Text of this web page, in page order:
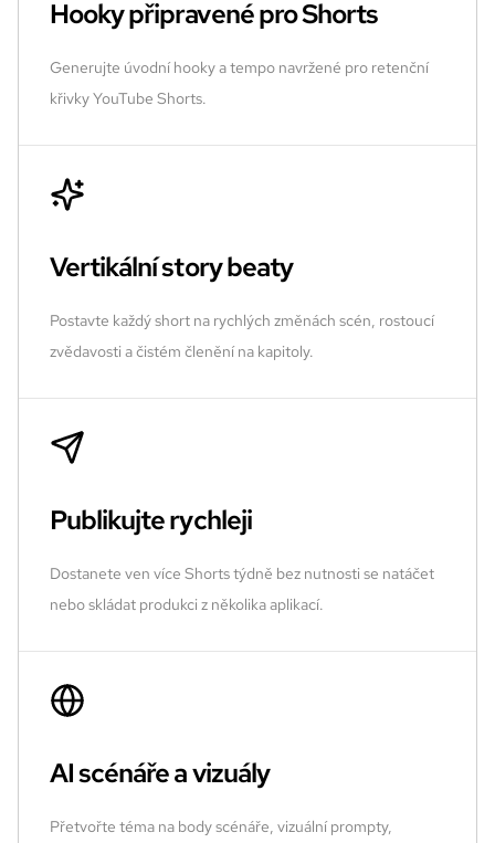
Hooky připravené pro Shorts
Generujte úvodní hooky a tempo navržené pro retenční
křivky YouTube Shorts.
Vertikální story beaty
Postavte každý short na rychlých změnách scén, rostoucí
zvědavosti a čistém členění na kapitoly.
Publikujte rychleji
Dostanete ven více Shorts týdně bez nutnosti se natáčet
nebo skládat produkci z několika aplikací.
AI scénáře a vizuály
Přetvořte téma na body scénáře, vizuální prompty,